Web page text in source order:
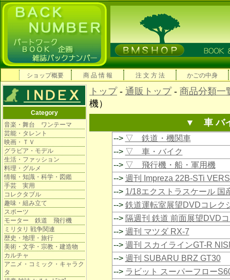
ショップ概要 商 品 情 報 注 文 方 法 かごの中身
Category
音楽・舞台 ワンテーマ
芸能・タレント
映画・ＴＶ
グラビア・モデル
生活・ファッション
料理・グルメ
情報・知識・科学・図鑑
手芸 実用
コレクタブル
趣味・組み立て
スポーツ
モーター 鉄道 飛行機
ミリタリ 戦争関連
歴史・地理・旅行
美術・文学・宗教・建造物
カルチャ
アニメ・コミック・キャラク
タ
トップ- 通販トップ- 商品分類一
機）
▼ 車 バ
--> ▽ 鉄道・機関車
--> ▽ 車・バイク
--> ▽ 飛行機・船・軍用機
--> 週刊 Impreza 22B-STi
--> 1/18エクストラスケール 国
--> 鉄道運転室展望DVDコレク
--> 隔週刊 鉄道 前面展望DVD
--> 週刊 マツダ RX-7
--> 週刊 スカイラインGT-R
--> 週刊 SUBARU BRZ GT30
--> ラビット スーパーフロー